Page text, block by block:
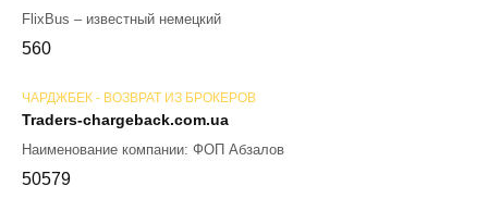
FlixBus – известный немецкий
560
ЧАРДЖБЕК - ВОЗВРАТ ИЗ БРОКЕРОВ
Traders-chargeback.com.ua
Наименование компании: ФОП Абзалов
50579